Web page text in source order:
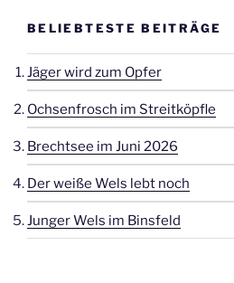
BELIEBTESTE BEITRÄGE
Jäger wird zum Opfer
Ochsenfrosch im Streitköpfle
Brechtsee im Juni 2026
Der weiße Wels lebt noch
Junger Wels im Binsfeld